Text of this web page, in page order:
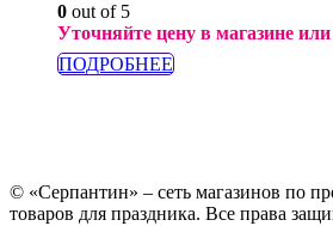
0 out of 5
Уточняйте цену в магазине
ПОДРОБНЕЕ
© «Серпантин» – сеть магазинов по
товаров для праздника. Все права